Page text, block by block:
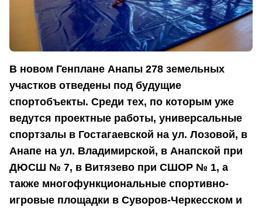
В новом Генплане Анапы 278 земельных
участков отведены под будущие
спортобъекты. Среди тех, по которым уже
ведутся проектные работы, универсальные
спортзалы в Гостагаевской на ул. Лозовой, в
Анапе на ул. Владимирской, в Анапской при
ДЮСШ № 7, в Витязево при СШОР № 1, а
также многофункциональные спортивно-
игровые площадки в Суворов-Черкесском и